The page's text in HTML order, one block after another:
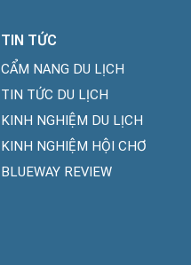
TIN TỨC
CẨM NANG DU LỊCH
TIN TỨC DU LỊCH
KINH NGHIỆM DU LỊCH
KINH NGHIỆM HỘI CHƠ
BLUEWAY REVIEW